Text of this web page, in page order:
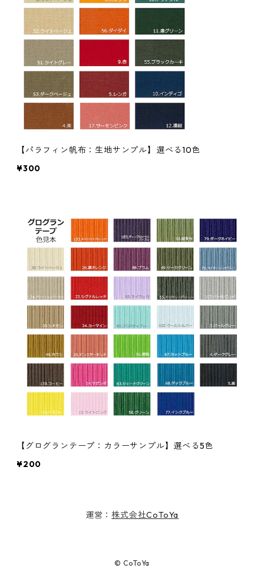
【パラフィン帆布：生地サンプル】選べる10色
¥300
【グログランテープ：カラーサンプル】選べる5色
¥200
運営：株式会社CoToYa
© CoToYa